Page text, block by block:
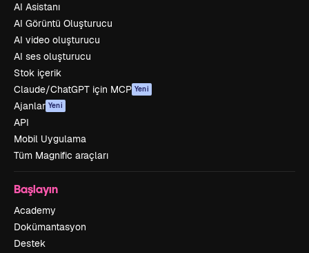
AI Asistanı
AI Görüntü Oluşturucu
AI video oluşturucu
AI ses oluşturucu
Stok içerik
Claude/ChatGPT için MCP Yeni
Ajanlar Yeni
API
Mobil Uygulama
Tüm Magnific araçları
Başlayın
Academy
Dokümantasyon
Destek